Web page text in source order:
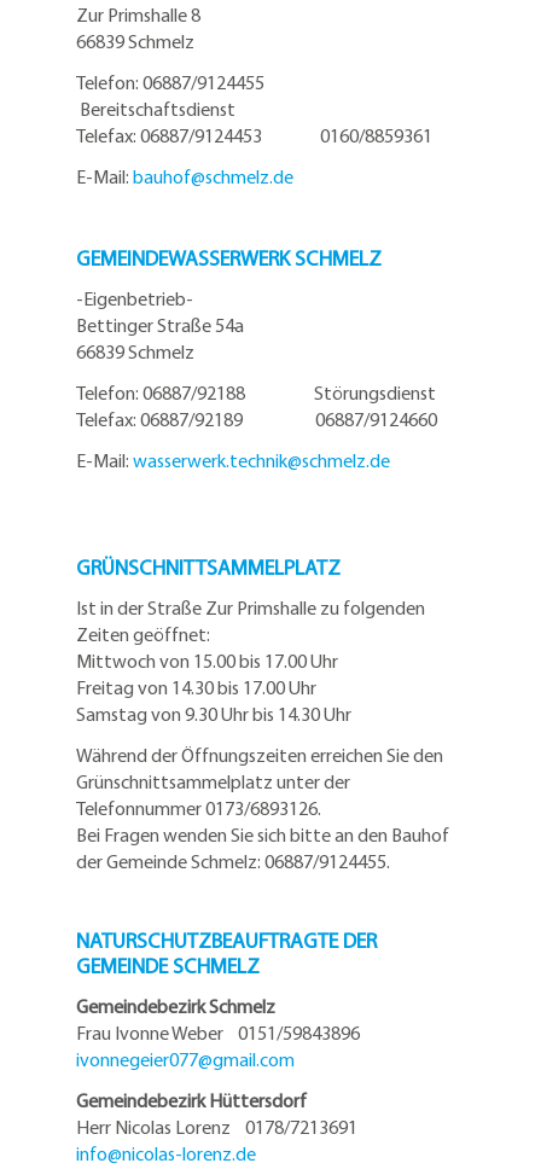
Zur Primshalle 8
66839 Schmelz
Telefon: 06887/9124455
Bereitschaftsdienst
Telefax: 06887/9124453 0160/8859361
E-Mail: bauhof@schmelz.de
GEMEINDEWASSERWERK SCHMELZ
-Eigenbetrieb-
Bettinger Straße 54a
66839 Schmelz
Telefon: 06887/92188 Störungsdienst
Telefax: 06887/92189 06887/9124660
E-Mail: wasserwerk.technik@schmelz.de
GRÜNSCHNITTSAMMELPLATZ
Ist in der Straße Zur Primshalle zu folgenden
Zeiten geöffnet:
Mittwoch von 15.00 bis 17.00 Uhr
Freitag von 14.30 bis 17.00 Uhr
Samstag von 9.30 Uhr bis 14.30 Uhr
Während der Öffnungszeiten erreichen Sie den
Grünschnittsammelplatz unter der
Telefonnummer 0173/6893126.
Bei Fragen wenden Sie sich bitte an den Bauhof
der Gemeinde Schmelz: 06887/9124455.
NATURSCHUTZBEAUFTRAGTE DER
GEMEINDE SCHMELZ
Gemeindebezirk Schmelz
Frau Ivonne Weber 0151/59843896
ivonnegeier077@gmail.com
Gemeindebezirk Hüttersdorf
Herr Nicolas Lorenz 0178/7213691
info@nicolas-lorenz.de